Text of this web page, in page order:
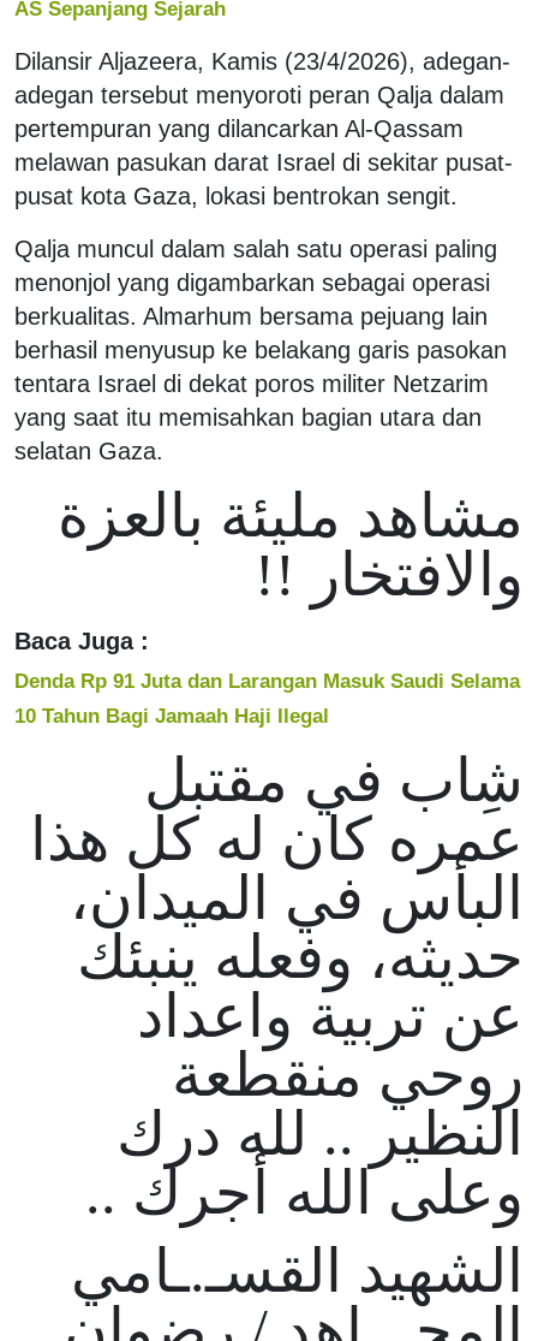
AS Sepanjang Sejarah
Dilansir Aljazeera, Kamis (23/4/2026), adegan-
adegan tersebut menyoroti peran Qalja dalam
pertempuran yang dilancarkan Al-Qassam
melawan pasukan darat Israel di sekitar pusat-
pusat kota Gaza, lokasi bentrokan sengit.
Qalja muncul dalam salah satu operasi paling
menonjol yang digambarkan sebagai operasi
berkualitas. Almarhum bersama pejuang lain
berhasil menyusup ke belakang garis pasokan
tentara Israel di dekat poros militer Netzarim
yang saat itu memisahkan bagian utara dan
selatan Gaza.
مشاهد مليئة بالعزة
والافتخار !!
Baca Juga :
Denda Rp 91 Juta dan Larangan Masuk Saudi Selama
10 Tahun Bagi Jamaah Haji Ilegal
شِاب في مقتبل
عمره كان له كل هذا
البأس في الميدان،
حديثه، وفعله ينبئك
عن تربية واعداد
روحي منقطعة
النظير .. لله درك
وعلى الله أجرك ..
الشهيد القسـ.ـامي